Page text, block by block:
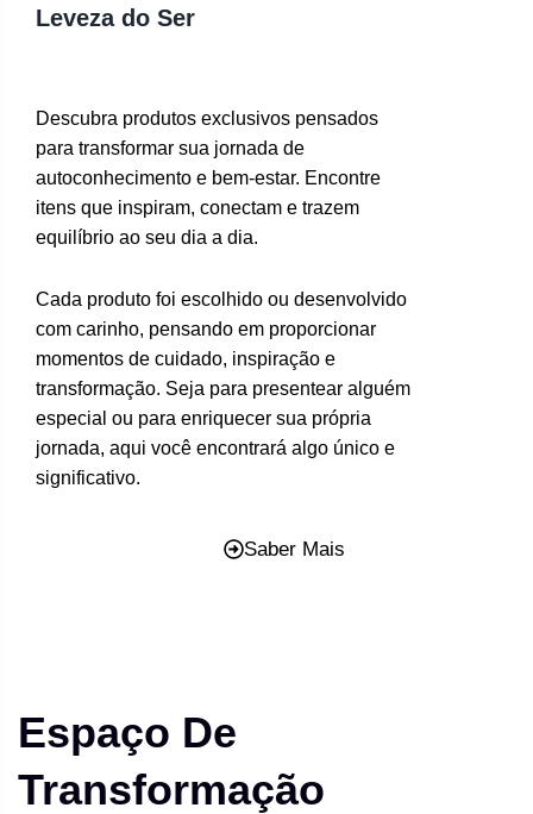
Leveza do Ser
Descubra produtos exclusivos pensados
para transformar sua jornada de
autoconhecimento e bem-estar. Encontre
itens que inspiram, conectam e trazem
equilíbrio ao seu dia a dia.
Cada produto foi escolhido ou desenvolvido
com carinho, pensando em proporcionar
momentos de cuidado, inspiração e
transformação. Seja para presentear alguém
especial ou para enriquecer sua própria
jornada, aqui você encontrará algo único e
significativo.
Saber Mais
Espaço De
Transformação